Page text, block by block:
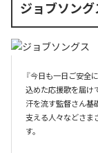
ジョブソング
『今日も一日ご安全
込めた応援歌を届け
汗を流す監督さん基
支える人々などさま
す。